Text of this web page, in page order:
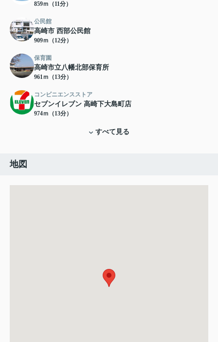
859ｍ（11分）
公民館
高崎市 西部公民館
909ｍ（12分）
保育園
高崎市立八幡北部保育所
961ｍ（13分）
コンビニエンスストア
セブンイレブン 高崎下大島町店
974ｍ（13分）
すべて見る
地図